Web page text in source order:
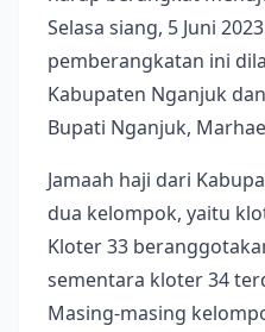
Selasa siang, 5 Juni
pemberangkatan ini
Kabupaten Nganjuk
Bupati Nganjuk,
Jamaah haji dari
dua kelompok, yaitu
Kloter 33
sementara kloter 34
Masing-masing